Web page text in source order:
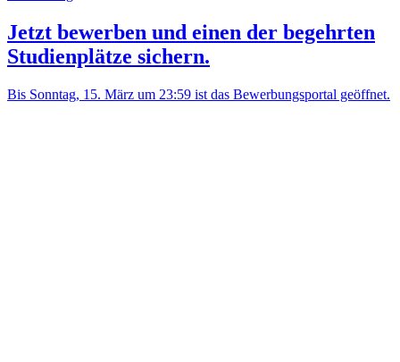
Jetzt bewerben und einen der begehrten
Studienplätze sichern.
Bis Sonntag, 15. März um 23:59 ist das Bewerbungsportal geöffnet.